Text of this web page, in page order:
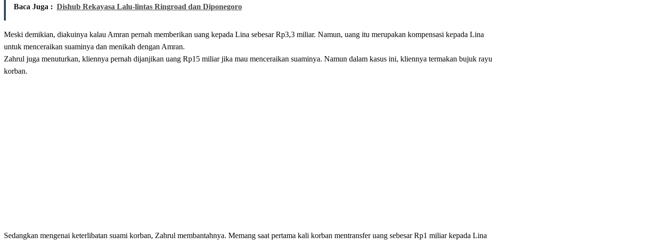
Baca Juga : Dishub Rekayasa Lalu-lintas Ringroad dan Diponegoro
Meski demikian, diakuinya kalau Amran pernah memberikan uang kepada Lina sebesar Rp3,3 miliar. Namun, uang itu merupakan kompensasi kepada Lina
untuk menceraikan suaminya dan menikah dengan Amran.
Zahrul juga menuturkan, kliennya pernah dijanjikan uang Rp15 miliar jika mau menceraikan suaminya. Namun dalam kasus ini, kliennya termakan bujuk rayu
korban.
Sedangkan mengenai keterlibatan suami korban, Zahrul membantahnya. Memang saat pertama kali korban mentransfer uang sebesar Rp1 miliar kepada Lina